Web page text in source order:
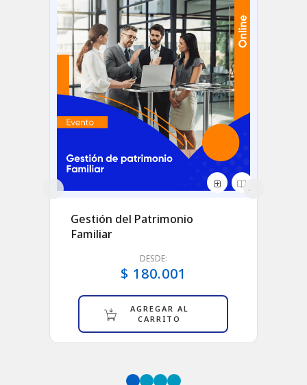
Gestión del Patrimonio
Familiar
DESDE:
$ 180.001
AGREGAR AL
CARRITO